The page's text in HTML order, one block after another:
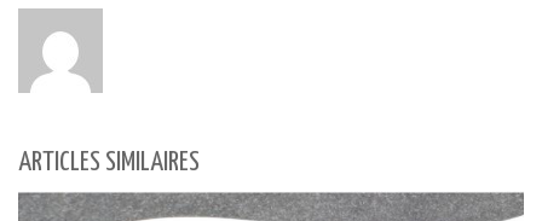
ARTICLES SIMILAIRES